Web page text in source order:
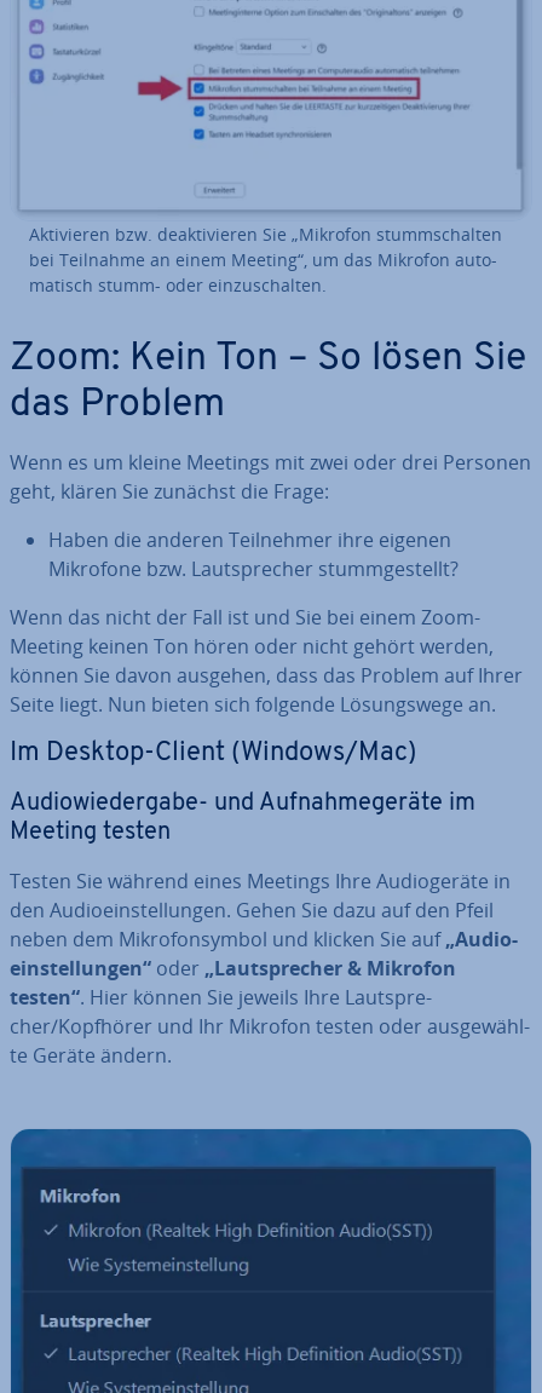
Ak­ti­vie­ren bzw. de­ak­ti­vie­ren Sie „Mikrofon stumm­schal­ten
bei Teilnahme an einem Meeting“, um das Mikrofon au­to­
ma­tisch stumm- oder ein­zu­schal­ten.
Zoom: Kein Ton – So lösen Sie
das Problem
Wenn es um kleine Meetings mit zwei oder drei Personen
geht, klären Sie zunächst die Frage:
Haben die anderen Teil­neh­mer ihre eigenen
Mikrofone bzw. Laut­spre­cher stumm­ge­stellt?
Wenn das nicht der Fall ist und Sie bei einem Zoom-
Meeting keinen Ton hören oder nicht gehört werden,
können Sie davon ausgehen, dass das Problem auf Ihrer
Seite liegt. Nun bieten sich folgende Lö­sungs­we­ge an.
Im Desktop-Client (Windows/Mac)
Au­dio­wie­der­ga­be- und Auf­nah­me­ge­rä­te im
Meeting testen
Testen Sie während eines Meetings Ihre Au­dio­ge­rä­te in
den Au­dio­ein­stel­lun­gen. Gehen Sie dazu auf den Pfeil
neben dem Mi­kro­fon­sym­bol und klicken Sie auf„Au­dio­
ein­stel­lun­gen“ oder „Laut­spre­cher & Mikrofon
testen“. Hier können Sie jeweils Ihre Laut­spre­
cher/Kopfhörer und Ihr Mikrofon testen oder aus­ge­wähl­
te Geräte ändern.